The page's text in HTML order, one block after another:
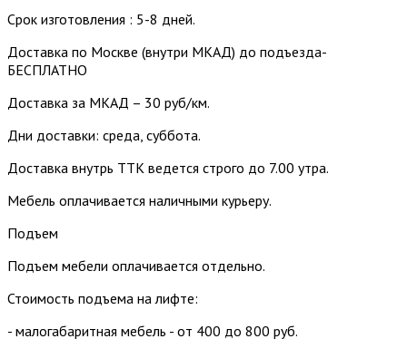
Срок изготовления : 5-8 дней.
Доставка по Москве (внутри МКАД) до подъезда-
БЕСПЛАТНО
Доставка за МКАД – 30 руб/км.
Дни доставки: среда, суббота.
Доставка внутрь ТТК ведется строго до 7.00 утра.
Мебель оплачивается наличными курьеру.
Подъем
Подъем мебели оплачивается отдельно.
Стоимость подъема на лифте:
- малогабаритная мебель - от 400 до 800 руб.